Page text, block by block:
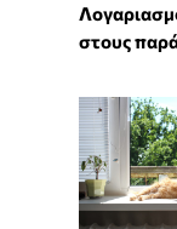
στους